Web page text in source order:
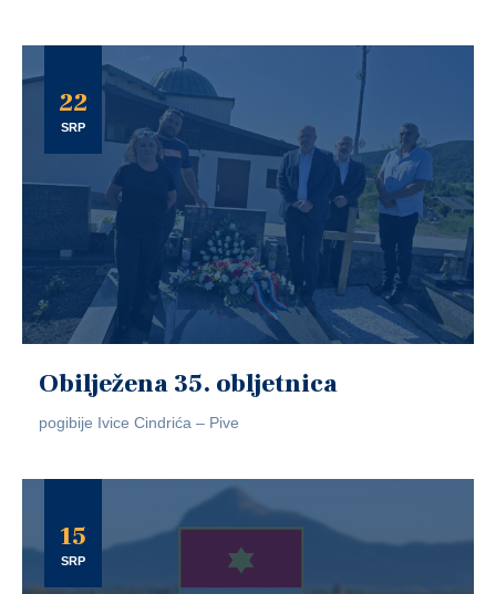
22
SRP
Obilježena 35. obljetnica
pogibije Ivice Cindrića – Pive
15
SRP